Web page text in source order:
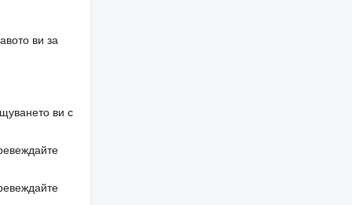
ви за
ви с